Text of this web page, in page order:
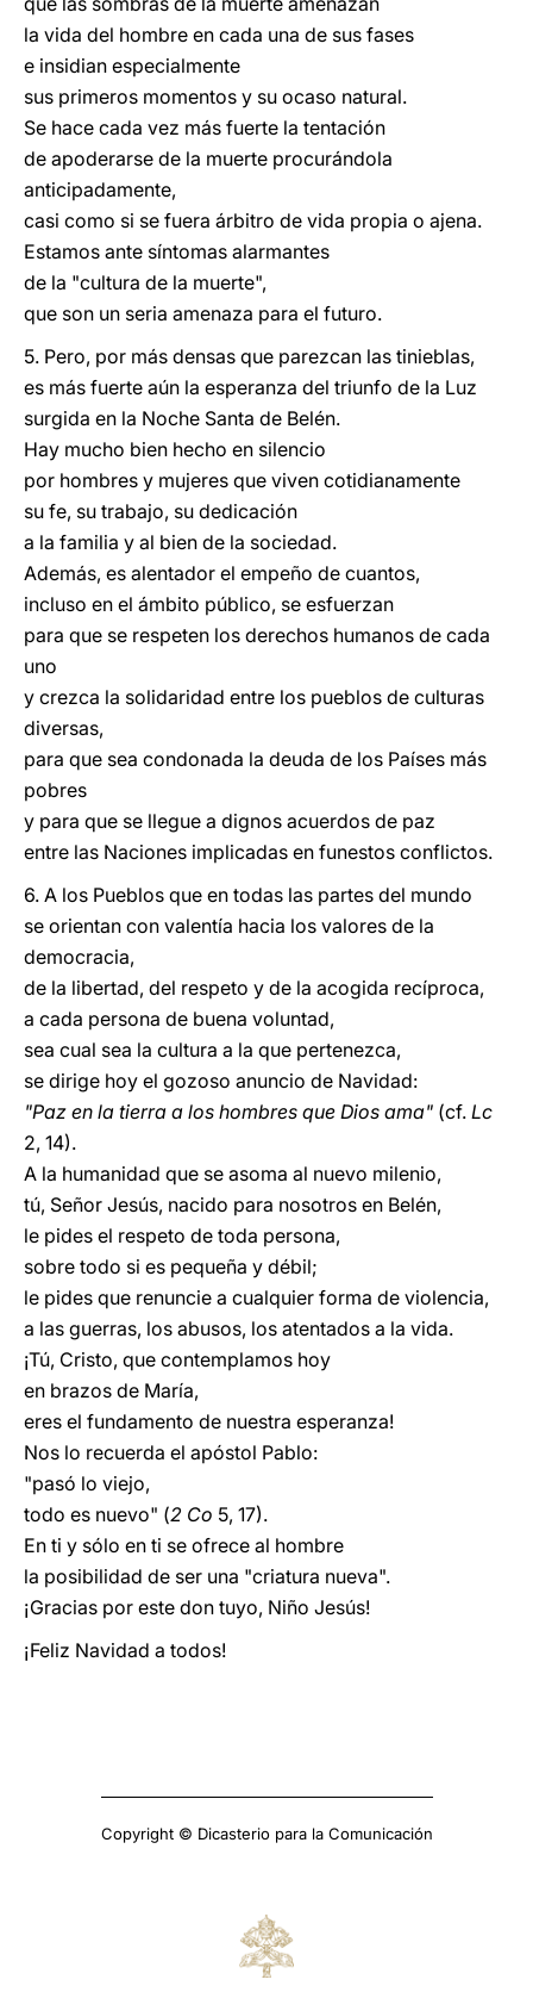
la vida del hombre en cada una de sus fases
e insidian especialmente
sus primeros momentos y su ocaso natural.
Se hace cada vez más fuerte la tentación
de apoderarse de la muerte procurándola
anticipadamente,
casi como si se fuera árbitro de vida propia o ajena.
Estamos ante síntomas alarmantes
de la "cultura de la muerte",
que son un seria amenaza para el futuro.
5. Pero, por más densas que parezcan las tinieblas,
es más fuerte aún la esperanza del triunfo de la Luz
surgida en la Noche Santa de Belén.
Hay mucho bien hecho en silencio
por hombres y mujeres que viven cotidianamente
su fe, su trabajo, su dedicación
a la familia y al bien de la sociedad.
Además, es alentador el empeño de cuantos,
incluso en el ámbito público, se esfuerzan
para que se respeten los derechos humanos de cada
uno
y crezca la solidaridad entre los pueblos de culturas
diversas,
para que sea condonada la deuda de los Países más
pobres
y para que se llegue a dignos acuerdos de paz
entre las Naciones implicadas en funestos conflictos.
6. A los Pueblos que en todas las partes del mundo
se orientan con valentía hacia los valores de la
democracia,
de la libertad, del respeto y de la acogida recíproca,
a cada persona de buena voluntad,
sea cual sea la cultura a la que pertenezca,
se dirige hoy el gozoso anuncio de Navidad:
"Paz en la tierra a los hombres que Dios ama" (cf. Lc
2, 14).
A la humanidad que se asoma al nuevo milenio,
tú, Señor Jesús, nacido para nosotros en Belén,
le pides el respeto de toda persona,
sobre todo si es pequeña y débil;
le pides que renuncie a cualquier forma de violencia,
a las guerras, los abusos, los atentados a la vida.
¡Tú, Cristo, que contemplamos hoy
en brazos de María,
eres el fundamento de nuestra esperanza!
Nos lo recuerda el apóstol Pablo:
"pasó lo viejo,
todo es nuevo" (2 Co 5, 17).
En ti y sólo en ti se ofrece al hombre
la posibilidad de ser una "criatura nueva".
¡Gracias por este don tuyo, Niño Jesús!
¡Feliz Navidad a todos!
Copyright © Dicasterio para la Comunicación